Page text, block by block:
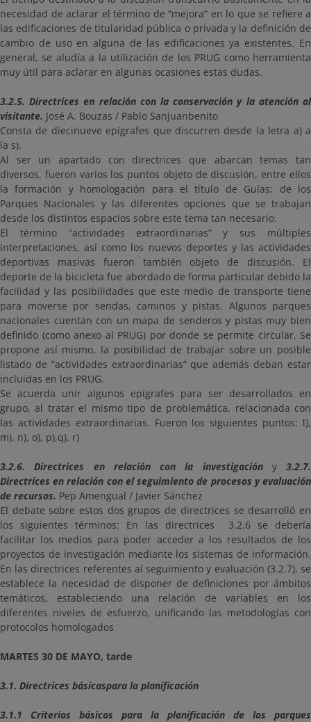
necesidad de aclarar el término de “mejora” en lo que se refiere a
las edificaciones de titularidad pública o privada y la definición de
cambio de uso en alguna de las edificaciones ya existentes. En
general, se aludía a la utilización de los PRUG como herramienta
muy útil para aclarar en algunas ocasiones estas dudas.
3.2.5. Directrices en relación con la conservación y la atención al
visitante. José A. Bouzas / Pablo Sanjuanbenito
Consta de diecinueve epígrafes que discurren desde la letra a) a
la s).
Al ser un apartado con directrices que abarcan temas tan
diversos, fueron varios los puntos objeto de discusión, entre ellos
la formación y homologación para el título de Guías; de los
Parques Nacionales y las diferentes opciones que se trabajan
desde los distintos espacios sobre este tema tan necesario.
El término “actividades extraordinarias” y sus múltiples
interpretaciones, así como los nuevos deportes y las actividades
deportivas masivas fueron también objeto de discusión. El
deporte de la bicicleta fue abordado de forma particular debido la
facilidad y las posibilidades que este medio de transporte tiene
para moverse por sendas, caminos y pistas. Algunos parques
nacionales cuentan con un mapa de senderos y pistas muy bien
definido (como anexo al PRUG) por donde se permite circular. Se
propone así mismo, la posibilidad de trabajar sobre un posible
listado de “actividades extraordinarias” que además deban estar
incluidas en los PRUG.
Se acuerda unir algunos epígrafes para ser desarrollados en
grupo, al tratar el mismo tipo de problemática, relacionada con
las actividades extraordinarias. Fueron los siguientes puntos: l),
m), n), o), p),q), r)
3.2.6. Directrices en relación con la investigacióny 3.2.7.
Directrices en relación con el seguimiento de procesos y evaluación
de recursos. Pep Amengual / Javier Sánchez
El debate sobre estos dos grupos de directrices se desarrolló en
los siguientes términos: En las directrices 3.2.6 se debería
facilitar los medios para poder acceder a los resultados de los
proyectos de investigación mediante los sistemas de información.
En las directrices referentes al seguimiento y evaluación (3.2.7), se
establece la necesidad de disponer de definiciones por ámbitos
temáticos, estableciendo una relación de variables en los
diferentes niveles de esfuerzo, unificando las metodologías con
protocolos homologados
MARTES 30 DE MAYO, tarde
3.1. Directrices básicaspara la planificación
3.1.1 Criterios básicos para la planificación de los parques